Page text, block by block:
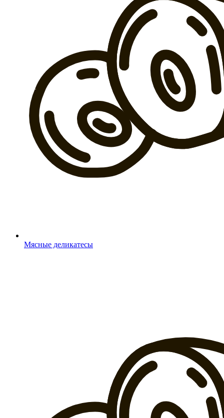
Мясные деликатесы